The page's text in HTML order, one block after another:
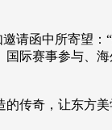
请函中所寄望
际赛事参与、
传奇，让东方